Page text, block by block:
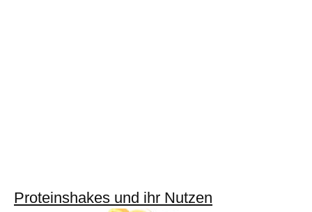
Proteinshakes und ihr Nutzen